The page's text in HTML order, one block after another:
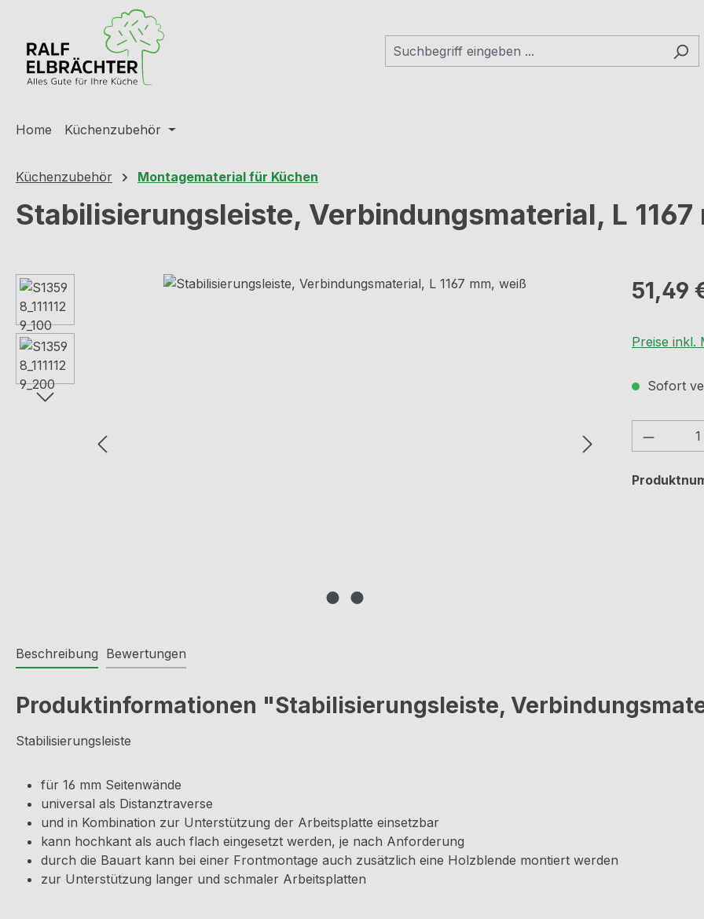
Hauptinhalt springen
Zur Suche springen
Zur Hauptnavigation springen
Home Küchenzubehör
Küchenzubehör Montagematerial für Küchen
Stabilisierungsleiste, Verbindungsmaterial, L 1167
Bildergalerie überspringen Regulärer
51,49
Preise inkl.
Sofort
Beschreibung Bewertungen
Produktinformationen "Stabilisierungsleiste,
Stabilisierungsleiste
für 16 mm Seitenwände
universal als Distanztraverse
und in Kombination zur Unterstützung der Arbeitsplatte einsetzbar
kann hochkant als auch flach eingesetzt werden, je nach Anforderung
durch die Bauart kann bei einer Frontmontage auch zusätzlich eine Holzblende montiert werden
zur Unterstützung langer und schmaler Arbeitsplatten